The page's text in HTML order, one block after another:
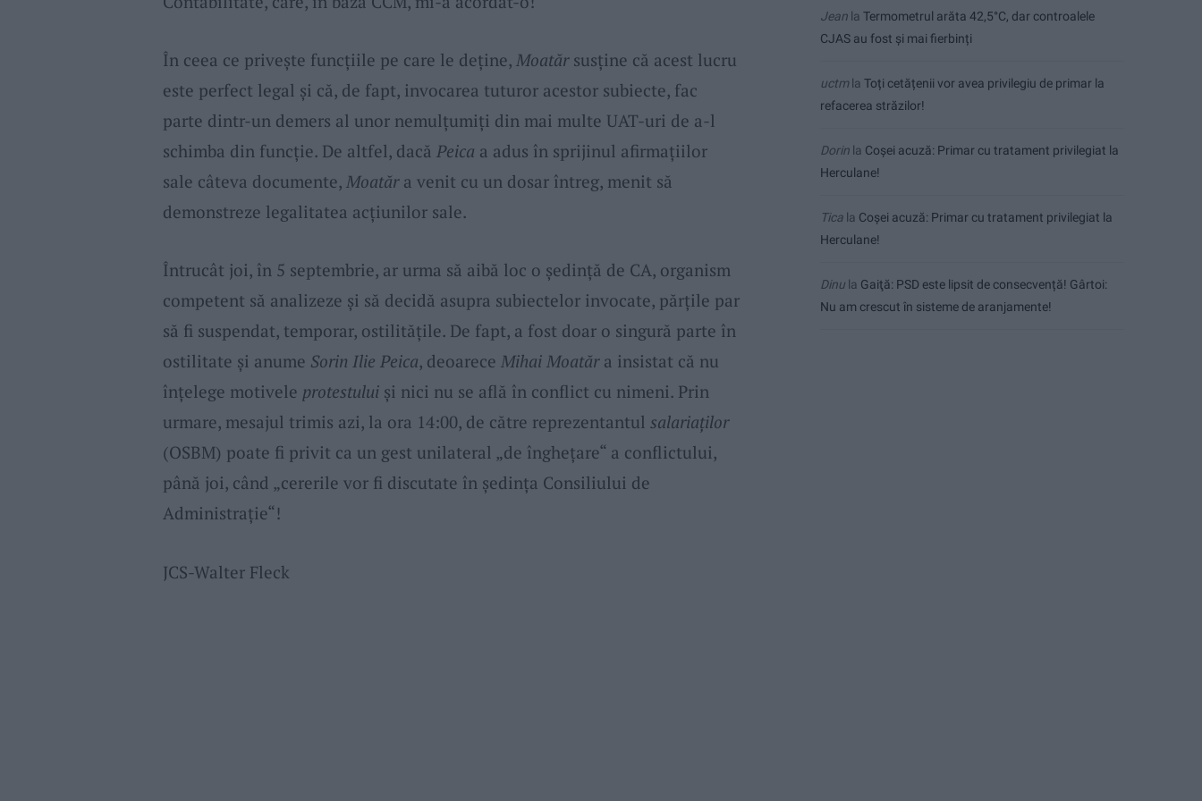
În ceea ce privește funcțiile pe care le deține, Moatărsusține că acest lucru
este perfect legal și că, de fapt, invocarea tuturor acestor subiecte, fac
parte dintr-un demers al unor nemulțumiți din mai multe UAT-uri de a-l
schimba din funcție. De altfel, dacă Peica a adus în sprijinul afirmațiilor
sale câteva documente, Moatăra venit cu un dosar întreg, menit să
demonstreze legalitatea acțiunilor sale.
Întrucât joi, în 5 septembrie, ar urma să aibă loc o ședință de CA, organism
competent să analizeze și să decidă asupra subiectelor invocate, părțile par
să fi suspendat, temporar, ostilitățile. De fapt, a fost doar o singură parte în
ostilitate și anume Sorin Ilie Peica, deoarece Mihai Moatăra insistat că nu
înțelege motivele protestuluiși nici nu se află în conflict cu nimeni. Prin
urmare, mesajul trimis azi, la ora 14:00, de către reprezentantul salariaților
(OSBM) poate fi privit ca un gest unilateral „de înghețare“ a conflictului,
până joi, când „cererile vor fi discutate în ședința Consiliului de
Administrație“!
JCS-Walter Fleck
Jean la Termometrul arăta 42,5°C, dar controalele
CJAS au fost și mai fierbinți
uctmla Toți cetățenii vor avea privilegiu de primar la
refacerea străzilor!
Dorin la Coșei acuză: Primar cu tratament privilegiat la
Herculane!
Tica la Coșei acuză: Primar cu tratament privilegiat la
Herculane!
Dinu la Gaiţă: PSD este lipsit de consecvență! Gârtoi:
Nu am crescut în sisteme de aranjamente!